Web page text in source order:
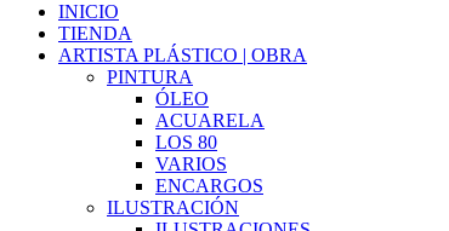
INICIO
TIENDA
ARTISTA PLÁSTICO | OBRA
PINTURA
ÓLEO
ACUARELA
LOS 80
VARIOS
ENCARGOS
ILUSTRACIÓN